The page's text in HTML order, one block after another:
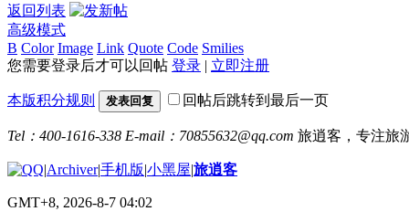
返回列表
高级模式
B Color Image Link Quote Code Smilies
您需要登录后才可以回帖 登录 | 立即注册
本版积分规则 发表回复 回帖后跳转到最后一页
Tel：400-1616-338 E-mail：70855632@qq.com 旅逍客，专注旅
|Archiver|手机版|小黑屋|旅逍客
GMT+8, 2026-8-7 04:02